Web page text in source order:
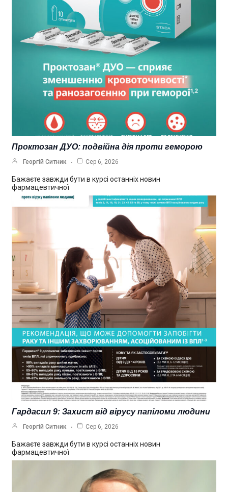
Проктозан ДУО: подвійна дія проти геморою
Георгій Ситник Сер 6, 2026
Бажаєте завжди бути в курсі останніх новин
фармацевтичної
Гардасил 9: Захист від вірусу папіломи людини
Георгій Ситник Сер 6, 2026
Бажаєте завжди бути в курсі останніх новин
фармацевтичної